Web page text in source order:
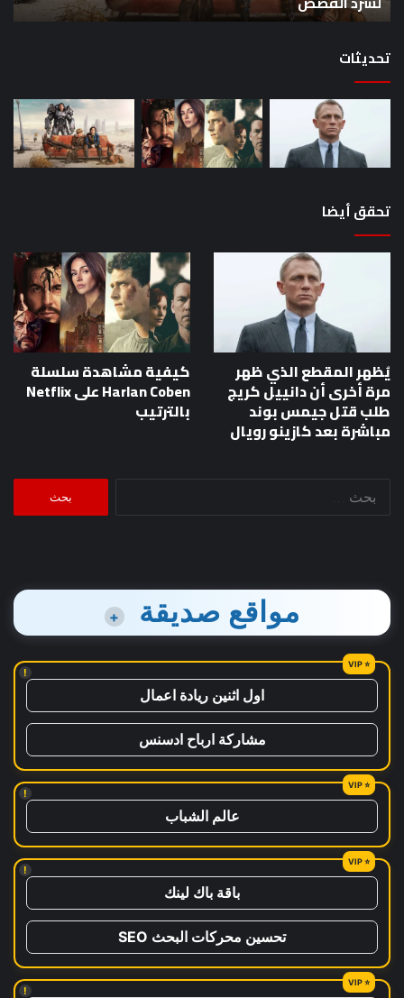
القصص
تحديثات
تحقق أيضا
يُظهر المقطع الذي ظهر
مرة أخرى أن دانييل كريج
طلب قتل جيمس بوند
مباشرة بعد كازينو رويال
كيفية مشاهدة سلسلة
Harlan Coben على Netflix
بالترتيب
البحث
مواقع صديقة +
!
اول اثنين ريادة اعمال
مشاركة ارباح ادسنس
!
عالم الشباب
!
باقة باك لينك
تحسين محركات البحث SEO
!